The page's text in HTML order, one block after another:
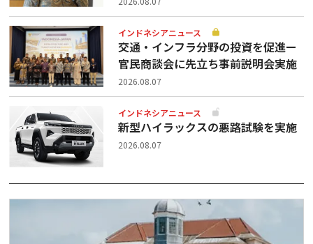
インドネシアニュース
交通・インフラ分野の投資を促進ー
官民商談会に先立ち事前説明会実施
2026.08.07
インドネシアニュース
新型ハイラックスの悪路試験を実施
2026.08.07